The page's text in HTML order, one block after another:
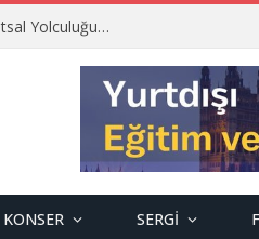
Yolculuğu…
KONSER SERGI